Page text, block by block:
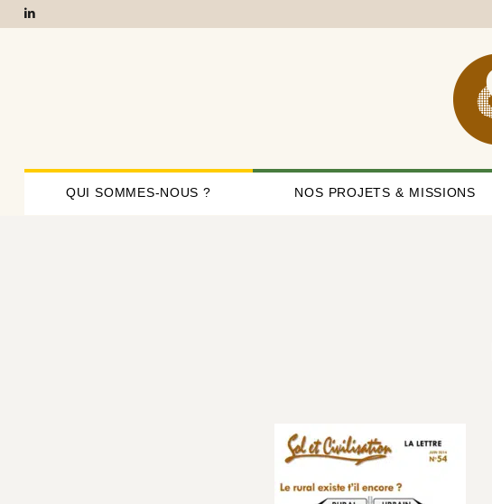
QUI SOMMES-NOUS ? NOS PROJETS & MISSIONS